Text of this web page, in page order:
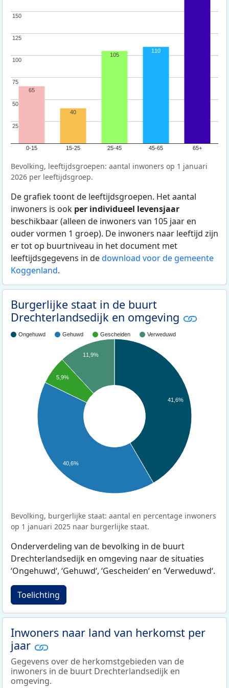
0-15 15-25 25-45 45-65 65+
25
25
50
50
75
75
100
100
125
125
150
150
65
40
105
110
Bevolking, leeftijdsgroepen: aantal inwoners op 1 januari
2026 per leeftijdsgroep.
De grafiek toont de leeftijdsgroepen. Het aantal
inwoners is ook per individueel levensjaar
beschikbaar (alleen de inwoners van 105 jaar en
ouder vormen 1 groep). De inwoners naar leeftijd zijn
er tot op buurtniveau in het document met
leeftijdsgegevens in dedownload voor de gemeente
Koggenland.
Burgerlijke staat in de buurt
Drechterlandsedijk en omgeving
Ongehuwd Gehuwd Gescheiden Verweduwd
41,6%
11,9%
5,9%
40,6%
Bevolking, burgerlijke staat: aantal en percentage inwoners
op 1 januari 2025 naar burgerlijke staat.
Onderverdeling van de bevolking in de buurt
Drechterlandsedijk en omgeving naar de situaties
‘Ongehuwd‘, ‘Gehuwd‘, ‘Gescheiden‘ en ‘Verweduwd‘.
Toelichting
Inwoners naar land van herkomst per
jaar
Gegevens over de herkomstgebieden van de
inwoners in de buurt Drechterlandsedijk en
omgeving.